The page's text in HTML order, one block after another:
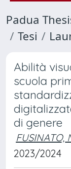
Padua
Tesi
Abilità
scuola
di genere
FUSINATO,
2023/2024